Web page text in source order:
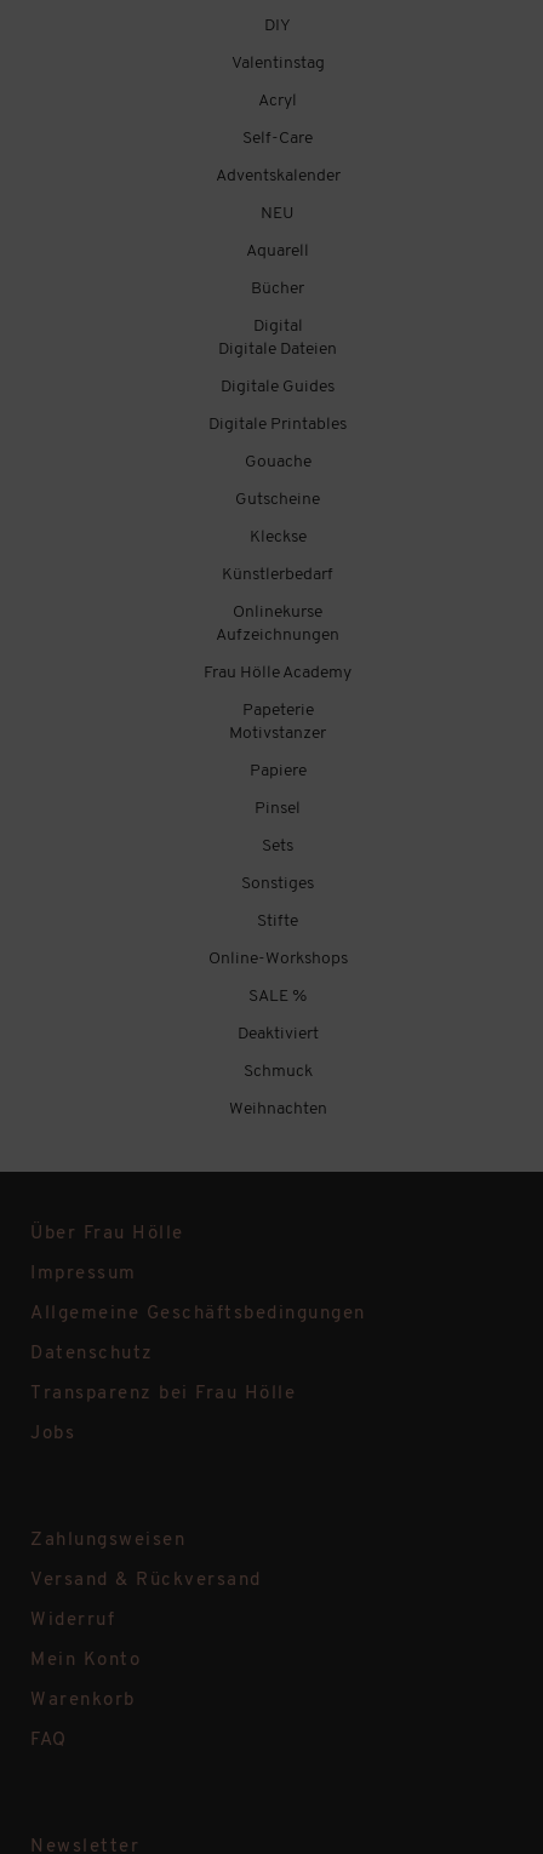
DIY
Valentinstag
Acryl
Self-Care
Adventskalender
NEU
Aquarell
Bücher
Digital
Digitale Dateien
Digitale Guides
Digitale Printables
Gouache
Gutscheine
Kleckse
Künstlerbedarf
Onlinekurse
Aufzeichnungen
Frau Hölle Academy
Papeterie
Motivstanzer
Papiere
Pinsel
Sets
Sonstiges
Stifte
Online-Workshops
SALE %
Deaktiviert
Schmuck
Weihnachten
Über Frau Hölle
Impressum
Allgemeine Geschäftsbedingungen
Datenschutz
Transparenz bei Frau Hölle
Jobs
Zahlungsweisen
Versand & Rückversand
Widerruf
Mein Konto
Warenkorb
FAQ
Newsletter